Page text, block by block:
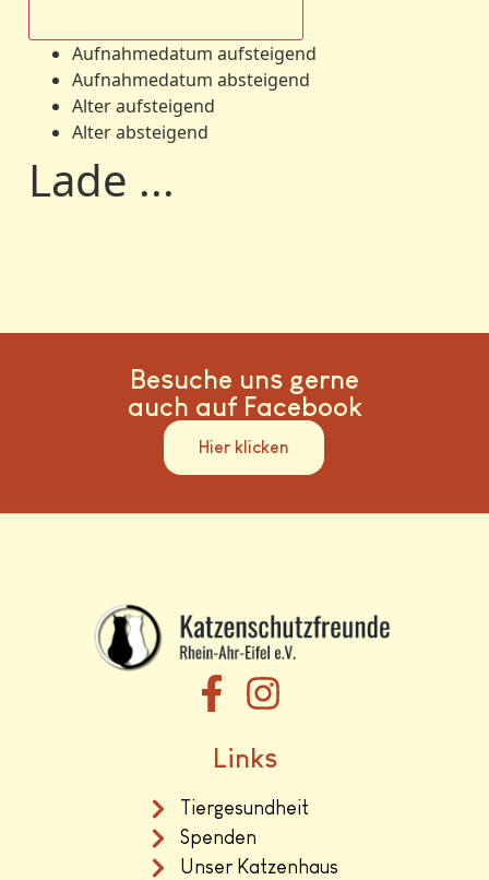
Aufnahmedatum aufsteigend
Aufnahmedatum absteigend
Alter aufsteigend
Alter absteigend
Lade ...
Besuche uns gerne
auch auf Facebook
Hier klicken
Links
Tiergesundheit
Spenden
Unser Katzenhaus